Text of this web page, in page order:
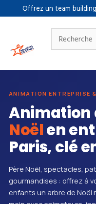
Offrez un team
au
ANIMATION ENTREPRISE
Animation
Noëlen
Paris, clé
Père Noël, spectacles,
gourmandises : offrez à
enfants un arbre de Noël